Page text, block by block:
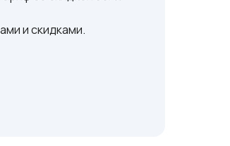
и скидками.